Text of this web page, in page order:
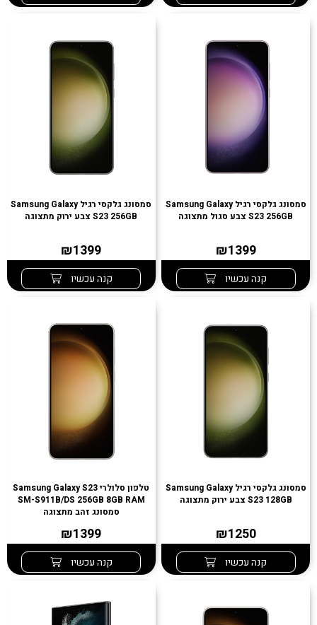
סמסונג גלקסי רגיל Samsung Galaxy
S23 256GB צבע סגול מתצוגה
₪1399
קנה עכשיו
סמסונג גלקסי רגיל Samsung Galaxy
S23 256GB צבע ירוק מתצוגה
₪1399
קנה עכשיו
סמסונג גלקסי רגיל Samsung Galaxy
S23 128GB צבע ירוק מתצוגה
₪1250
קנה עכשיו
טלפון סלולרי Samsung Galaxy S23
SM-S911B/DS 256GB 8GB RAM
סמסונג זהב מתצוגה
₪1399
קנה עכשיו